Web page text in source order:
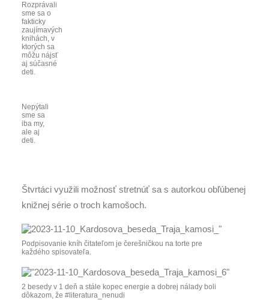
Rozprávali
sme sa o
fakticky
zaujímavých
knihách, v
ktorých sa
môžu nájsť
aj súčasné
deti.
Nepýtali
sme sa
iba my,
ale aj
deti.
Štvrtáci využili možnosť stretnúť sa s autorkou obľúbenej
knižnej série o troch kamošoch.
Podpisovanie kníh čitateľom je čerešničkou na torte pre
každého spisovateľa.
2 besedy v 1 deň a stále kopec energie a dobrej nálady boli
dôkazom, že #literatura_nenudi